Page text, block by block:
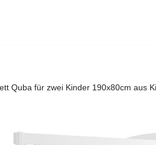
Quba für zwei Kinder 190x80cm aus